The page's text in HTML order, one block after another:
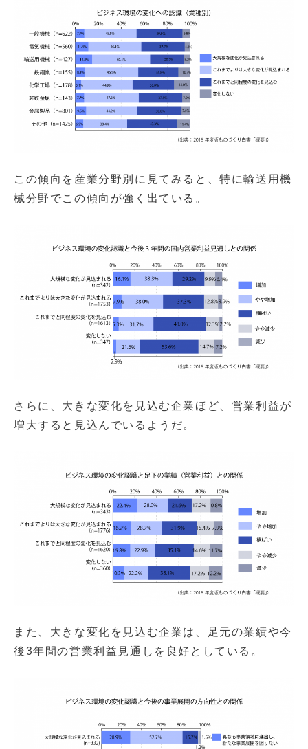
この傾向を産業分野別に見てみると、特に輸送用機
械分野でこの傾向が強く出ている。
さらに、大きな変化を見込む企業ほど、営業利益が
増大すると見込んでいるようだ。
また、大きな変化を見込む企業は、足元の業績や今
後3年間の営業利益見通しを良好としている。